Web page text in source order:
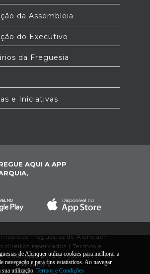
da Assembleia
do Executivo
da Freguesia
e Iniciativas
AQUI A APP
das Freguesias de Alenquer.
direitos reservados | Termos e
*Chamada para a rede/móvel fixa
nacional
de Alenquer utiliza cookies para melhorar a
navegação e para fins estatísticos. Ao navegar
sua utilização. Termos e Condições